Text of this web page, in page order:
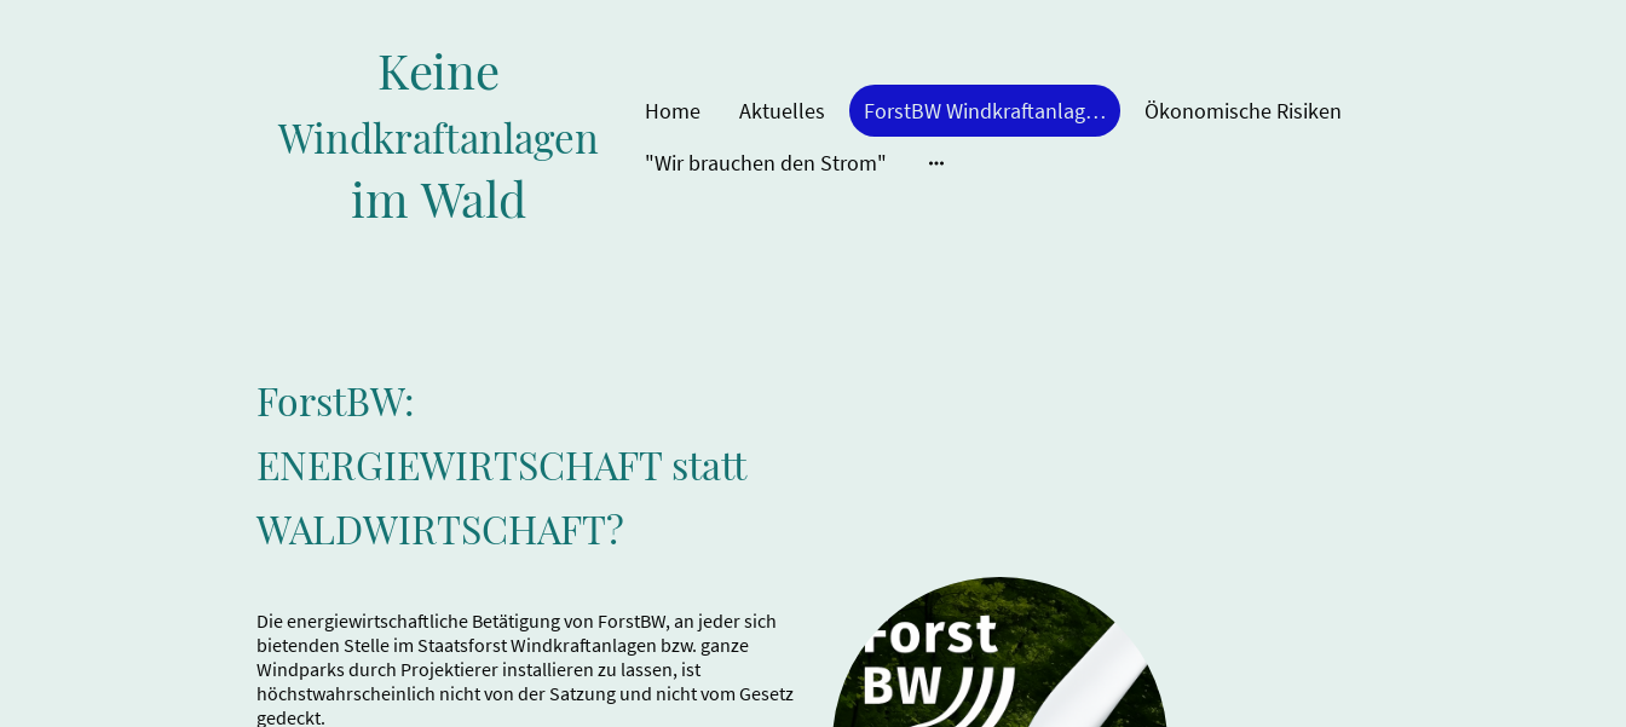
Keine
Windkraftanlagen
im Wald
Home Aktuelles ForstBW Windkraftanlagen im Staatsforst
Ökonomische Risiken
"Wir brauchen den Strom"
ForstBW:
ENERGIEWIRTSCHAFT statt
WALDWIRTSCHAFT?
Die energiewirtschaftliche Betätigung von ForstBW, an jeder sich
bietenden Stelle im Staatsforst Windkraftanlagen bzw. ganze
Windparks durch Projektierer installieren zu lassen, ist
höchstwahrscheinlich nicht von der Satzung und nicht vom Gesetz
gedeckt.